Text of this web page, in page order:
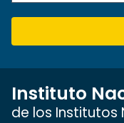
Instituto
de los Institutos